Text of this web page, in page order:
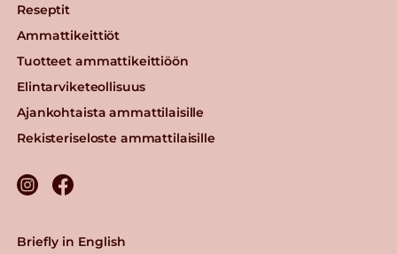
Reseptit
Ammattikeittiöt
Tuotteet ammattikeittiöön
Elintarviketeollisuus
Ajankohtaista ammattilaisille
Rekisteriseloste ammattilaisille
Briefly in English